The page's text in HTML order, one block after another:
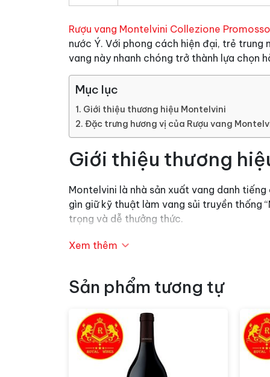
Rượu vang Montelvini Collezione Promosso
nước Ý. Với phong cách hiện đại, trẻ trung
vang này nhanh chóng trở thành lựa chọn
Mục lục
Giới thiệu thương hiệu Montelvini
Đặc trưng hương vị của Rượu vang
Giới thiệu thương
Montelvini là nhà sản xuất vang danh
gìn giữ kỹ thuật làm vang sủi truyền thống
trọng và dễ thưởng thức.
Rượu vang Montelvini Collezione
Đặc trưng hương vị
Màu sắc:
Vàng rơm nhạt
Bọt sủi li ti nổi đều, tạo cảm giác trong
Xem thêm
Sản phẩm tương tự